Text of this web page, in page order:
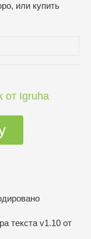
или купить
от Igruha
текста v1.10 от